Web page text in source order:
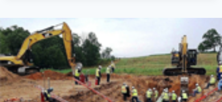
TOMAS
CLANDESTINAS
EN
LOS
DUCTOS,
DERRAMES
E
INVASIONES